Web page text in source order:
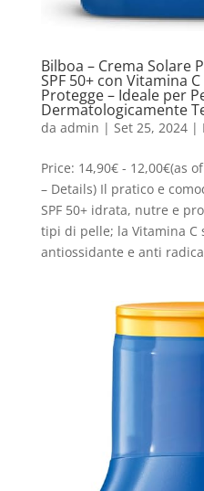
Bilboa – Crema Solare
SPF 50+ con Vitamina
Protegge – Ideale per
Dermatologicamente
da admin | Set 25, 2024|
Price: 14,90€ - 12,00€(as
– Details) Il pratico e
SPF 50+ idrata, nutre e
tipi di pelle; la Vitamina C
antiossidante e anti